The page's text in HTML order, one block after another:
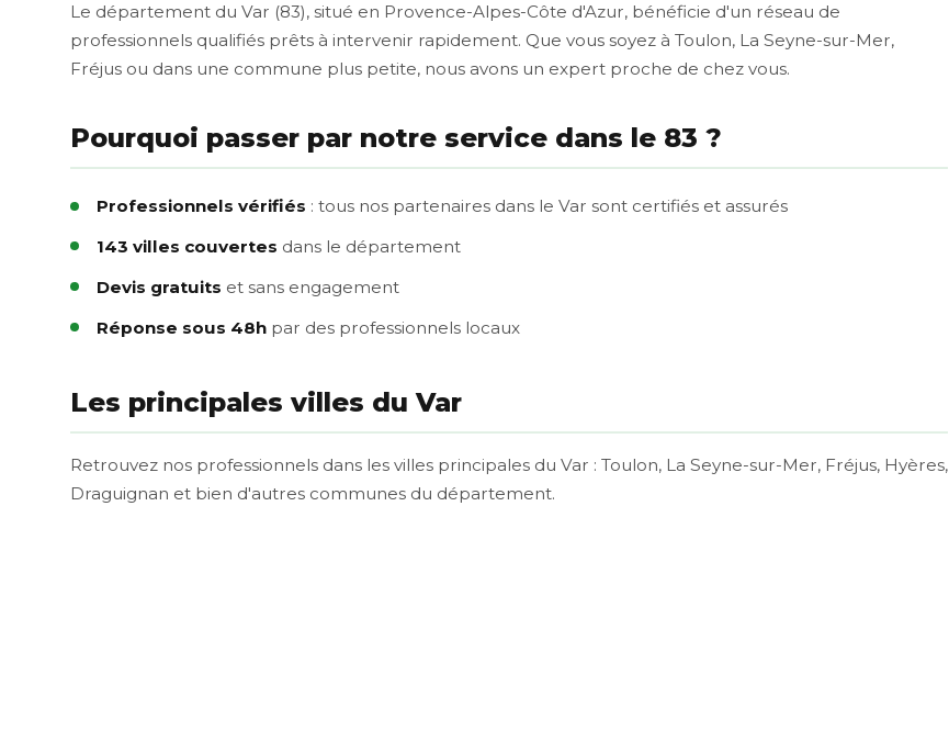
Le département du Var (83), situé en Provence-Alpes-Côte d'Azur, bénéficie d'un réseau de
professionnels qualifiés prêts à intervenir rapidement. Que vous soyez à Toulon, La Seyne-sur-Mer,
Fréjus ou dans une commune plus petite, nous avons un expert proche de chez vous.
Pourquoi passer par notre service dans le 83 ?
Professionnels vérifiés : tous nos partenaires dans le Var sont certifiés et assurés
143 villes couvertes dans le département
Devis gratuits et sans engagement
Réponse sous 48h par des professionnels locaux
Les principales villes du Var
Retrouvez nos professionnels dans les villes principales du Var : Toulon, La Seyne-sur-Mer, Fréjus, Hyères,
Draguignan et bien d'autres communes du département.